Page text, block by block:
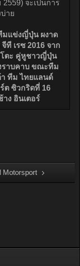
Motorsport